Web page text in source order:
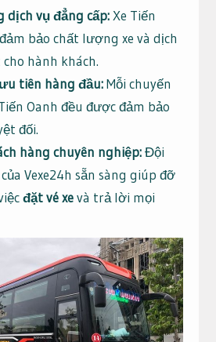
vụ đẳng cấp:Xe Tiến
bảo chất lượng xe và dịch
hành khách.
tiên hàng đầu:Mỗi chuyến
Oanh đều được đảm bảo
đối.
hàng chuyên nghiệp:Đội
Vexe24h sẵn sàng giúp đỡ
đặt vé xevà trả lời mọi